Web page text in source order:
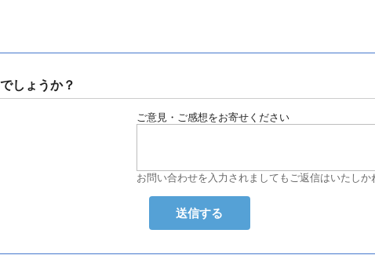
しょうか？
ご意見・ご感想をお寄せください
お問い合わせを入力されましてもご返信はいたしか